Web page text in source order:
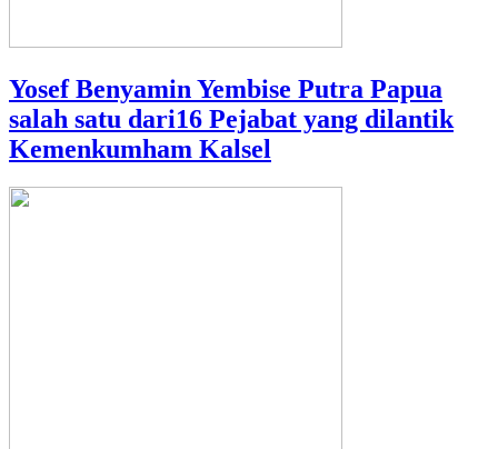
Yosef Benyamin Yembise Putra Papua
salah satu dari16 Pejabat yang dilantik
Kemenkumham Kalsel